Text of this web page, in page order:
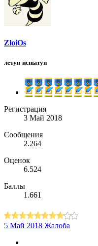
ZloiOs
летун-испытун
Регистрация
3 Май 2018
Сообщения
2.264
Оценок
6.524
Баллы
1.661
5 Май 2018 Жалоба